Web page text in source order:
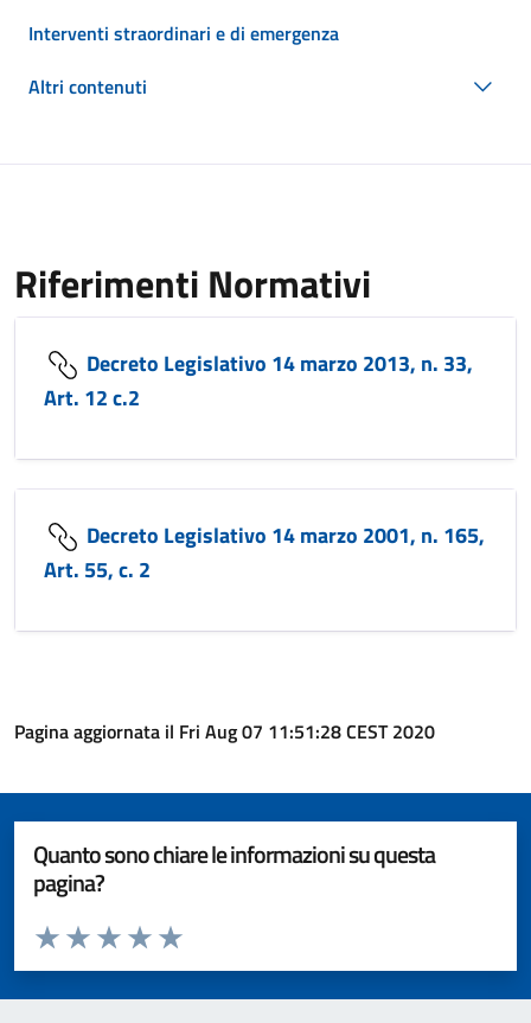
Interventi straordinari e di emergenza
Altri contenuti
Riferimenti Normativi
Decreto Legislativo 14 marzo 2013, n. 33,
Art. 12 c.2
Decreto Legislativo 14 marzo 2001, n. 165,
Art. 55, c. 2
Pagina aggiornata il Fri Aug 07 11:51:28 CEST 2020
Quanto sono chiare le informazioni su questa
pagina?
Valuta da 1 a 5 stelle la pagina
Valuta 5 stelle su 5
Valuta 4 stelle su 5
Valuta 3 stelle su 5
Valuta 2 stelle su 5
Valuta 1 stelle su 5